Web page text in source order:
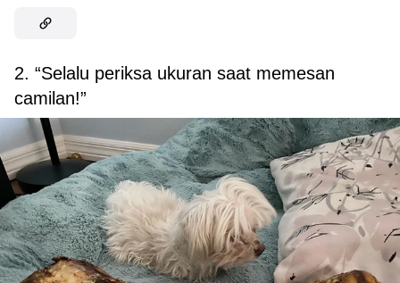
2. “Selalu periksa ukuran saat memesan
camilan!”